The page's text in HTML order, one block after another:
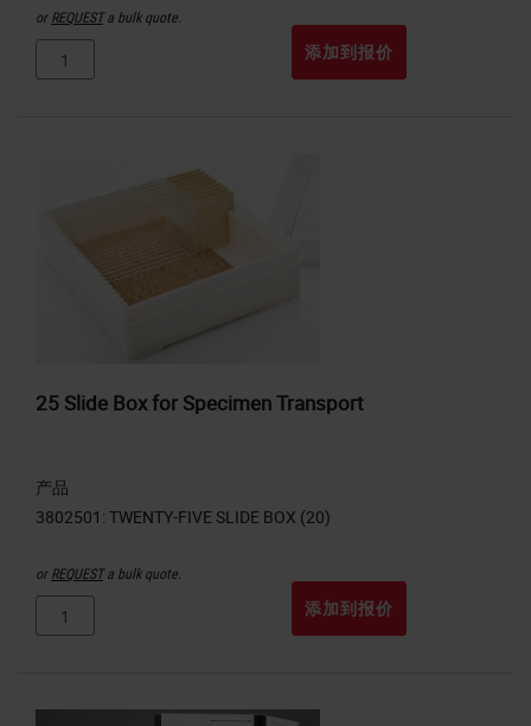
orREQUESTa bulk quote.
添加到报价
25 Slide Box for Specimen Transport
产品
orREQUESTa bulk quote.
添加到报价